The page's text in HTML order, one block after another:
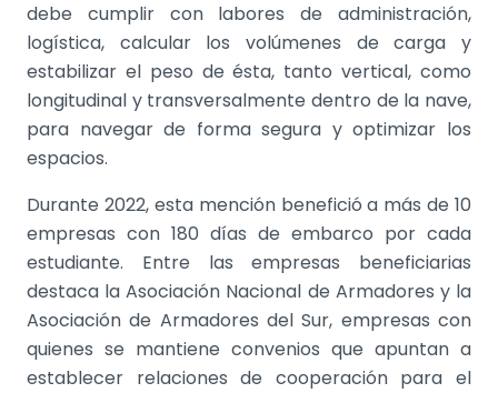
debe cumplir con labores de administración,
logística, calcular los volúmenes de carga y
estabilizar el peso de ésta, tanto vertical, como
longitudinal y transversalmente dentro de la nave,
para navegar de forma segura y optimizar los
espacios.
Durante 2022, esta mención benefició a más de 10
empresas con 180 días de embarco por cada
estudiante. Entre las empresas beneficiarias
destaca la Asociación Nacional de Armadores y la
Asociación de Armadores del Sur, empresas con
quienes se mantiene convenios que apuntan a
establecer relaciones de cooperación para el